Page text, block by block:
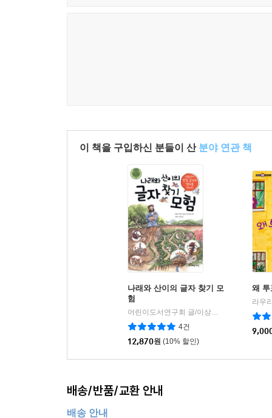
이 책을 구입하신 분들이 산 분야 연관 책
나래와 산이의 글자 찾기 모
험
어린이도서연구회 글/이상대 그림
리더스
4건
12,870원 (10% 할인)
왜 투
배송/반품/교환 안내
배송 안내